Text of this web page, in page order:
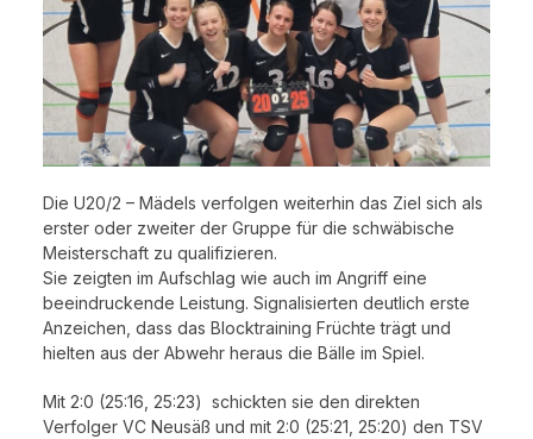
Die U20/2 – Mädels verfolgen weiterhin das Ziel sich als
erster oder zweiter der Gruppe für die schwäbische
Meisterschaft zu qualifizieren.
Sie zeigten im Aufschlag wie auch im Angriff eine
beeindruckende Leistung. Signalisierten deutlich erste
Anzeichen, dass das Blocktraining Früchte trägt und
hielten aus der Abwehr heraus die Bälle im Spiel.
Mit 2:0 (25:16, 25:23) schickten sie den direkten
Verfolger VC Neusäß und mit 2:0 (25:21, 25:20) den TSV